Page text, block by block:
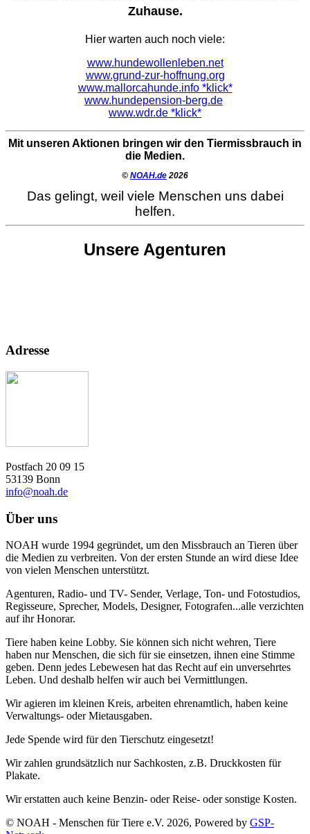
Zuhause.
Hier warten auch noch viele:
www.hundewollenleben.net
www.grund-zur-hoffnung.org
www.mallorcahunde.info *klick*
www.hundepension-berg.de
www.wdr.de *klick*
Mit unseren Aktionen bringen wir den Tiermissbrauch in
die Medien.
© NOAH.de 2026
Das gelingt, weil viele Menschen uns dabei
helfen.
Unsere Agenturen
Adresse
Postfach 20 09 15
53139 Bonn
info@noah.de
Über uns
NOAH wurde 1994 gegründet, um den Missbrauch an Tieren über
die Medien zu verbreiten. Von der ersten Stunde an wird diese Idee
von vielen Menschen unterstützt.
Agenturen, Radio- und TV- Sender, Verlage, Ton- und Fotostudios,
Regisseure, Sprecher, Models, Designer, Fotografen...alle verzichten
auf ihr Honorar.
Tiere haben keine Lobby. Sie können sich nicht wehren, Tiere
haben nur Menschen, die sich für sie einsetzen, ihnen eine Stimme
geben. Denn jedes Lebewesen hat das Recht auf ein unversehrtes
Leben. Und deshalb helfen wir auch bei Vermittlungen.
Wir agieren im kleinen Kreis, arbeiten ehrenamtlich, haben keine
Verwaltungs- oder Mietausgaben.
Jede Spende wird für den Tierschutz eingesetzt!
Wir zahlen grundsätzlich nur Sachkosten, z.B. Druckkosten für
Plakate.
Wir erstatten auch keine Benzin- oder Reise- oder sonstige Kosten.
© NOAH - Menschen für Tiere e.V. 2026, Powered by GSP-